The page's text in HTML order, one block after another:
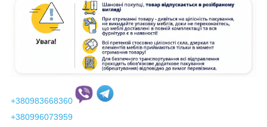
+380983668360
+380996073959